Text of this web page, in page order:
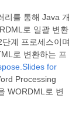
리를 통해 Java 개
로 일괄 변환
계 프로세스이며
로 변환하는 프
for
Processing
WORDML로 변